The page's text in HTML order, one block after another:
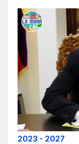
2023 - 2027